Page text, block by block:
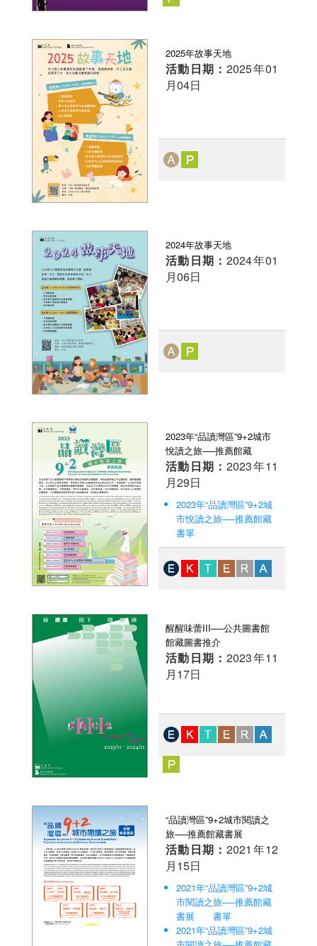
2025年故事天地
活動日期：2025年01
月04日
2024年故事天地
活動日期：2024年01
月06日
2023年“品讀灣區”9+2城市
悅讀之旅──推薦館藏
活動日期：2023年11
月29日
2023年“品讀灣區”9+2城
市悅讀之旅──推薦館藏
書單
醒醒味蕾III──公共圖書館
館藏圖書推介
活動日期：2023年11
月17日
“品讀灣區”9+2城市閱讀之
旅──推薦館藏書展
活動日期：2021年12
月15日
2021年“品讀灣區”9+2城
市閱讀之旅──推薦館藏
書展 書單
2021年“品讀灣區”9+2城